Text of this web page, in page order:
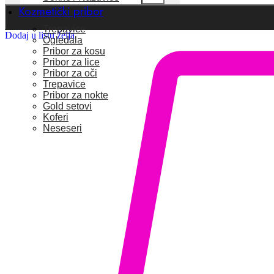
Kozmetički pribor
Trepavice
Ogledala
Pribor za kosu
Pribor za lice
Pribor za oči
Trepavice
Pribor za nokte
Gold setovi
Koferi
Neseseri
Dodaj u listu želja